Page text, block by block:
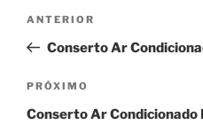
Navegação
Post
Post
anterior
ANTERIOR
Conserto Ar
Próximo
post
PRÓXIMO
Conserto Ar Condicionado